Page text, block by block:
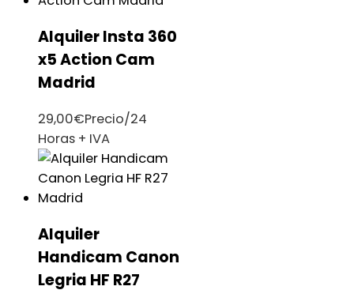
Alquiler Insta 360
x5 Action Cam
Madrid
29,00€Precio/24
Horas + IVA
Alquiler
Handicam Canon
Legria HF R27